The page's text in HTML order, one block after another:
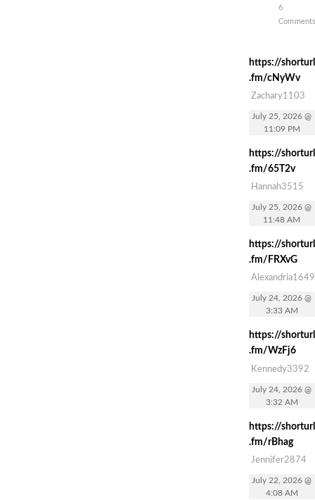
6
https://shorturl
.fm/cNyWv
Zachary1103
July 25, 2026 @
11:09 PM
https://shorturl
.fm/65T2v
Hannah3515
July 25, 2026 @
11:48 AM
https://shorturl
.fm/FRXvG
Alexandria1649
July 24, 2026 @
3:33 AM
https://shorturl
.fm/WzFj6
Kennedy3392
July 24, 2026 @
3:32 AM
https://shorturl
.fm/rBhag
Jennifer2874
July 22, 2026 @
4:08 AM